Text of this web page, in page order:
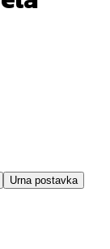
Urna postavka